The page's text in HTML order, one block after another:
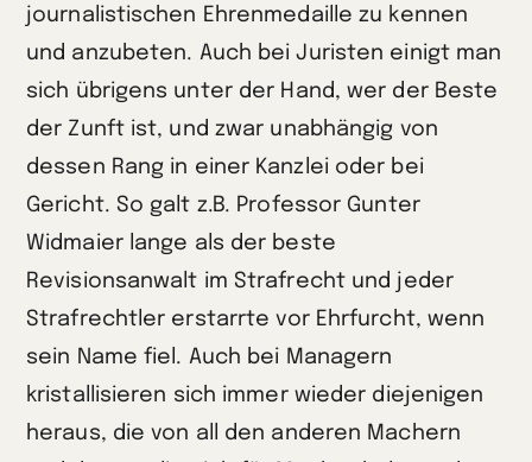
journalistischen Ehrenmedaille zu kennen
und anzubeten. Auch bei Juristen einigt man
sich übrigens unter der Hand, wer der Beste
der Zunft ist, und zwar unabhängig von
dessen Rang in einer Kanzlei oder bei
Gericht. So galt z.B. Professor Gunter
Widmaier lange als der beste
Revisionsanwalt im Strafrecht und jeder
Strafrechtler erstarrte vor Ehrfurcht, wenn
sein Name fiel. Auch bei Managern
kristallisieren sich immer wieder diejenigen
heraus, die von all den anderen Machern